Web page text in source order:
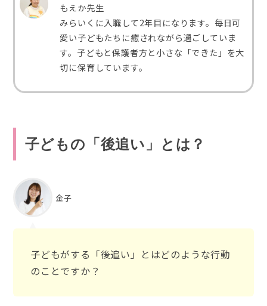
もえか先生
みらいくに入職して2年目になります。毎日可
愛い子どもたちに癒されながら過ごしていま
す。子どもと保護者方と小さな「できた」を大
切に保育しています。
子どもの「後追い」とは？
金子
子どもがする「後追い」とはどのような行動
のことですか？